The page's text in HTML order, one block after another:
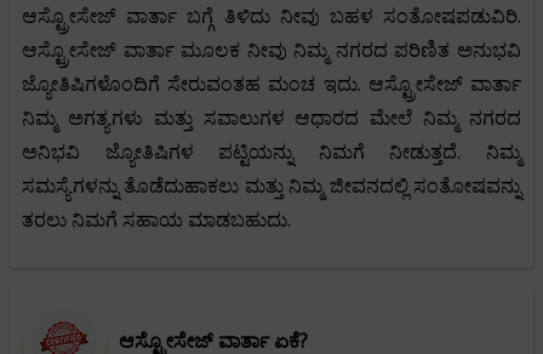
ಆಸ್ಟ್ರೋಸೇಜ್ ವಾರ್ತಾ ಬಗ್ಗೆ ತಿಳಿದು ನೀವು ಬಹಳ ಸಂತೋಷಪಡುವಿರಿ.
ಆಸ್ಟ್ರೋಸೇಜ್ ವಾರ್ತಾ ಮೂಲಕ ನೀವು ನಿಮ್ಮ ನಗರದ ಪರಿಣಿತ ಅನುಭವಿ
ಜ್ಯೋತಿಷಿಗಳೊಂದಿಗೆ ಸೇರುವಂತಹ ಮಂಚ ಇದು. ಆಸ್ಟ್ರೋಸೇಜ್ ವಾರ್ತಾ
ನಿಮ್ಮ ಅಗತ್ಯಗಳು ಮತ್ತು ಸವಾಲುಗಳ ಆಧಾರದ ಮೇಲೆ ನಿಮ್ಮ ನಗರದ
ಅನಿಭವಿ ಜ್ಯೋತಿಷಿಗಳ ಪಟ್ಟಿಯನ್ನು ನಿಮಗೆ ನೀಡುತ್ತದೆ. ನಿಮ್ಮ
ಸಮಸ್ಯೆಗಳನ್ನು ತೊಡೆದುಹಾಕಲು ಮತ್ತು ನಿಮ್ಮ ಜೀವನದಲ್ಲಿ ಸಂತೋಷವನ್ನು
ತರಲು ನಿಮಗೆ ಸಹಾಯ ಮಾಡಬಹುದು.
ಆಸ್ಟ್ರೋಸೇಜ್ ವಾರ್ತಾ ಏಕೆ?